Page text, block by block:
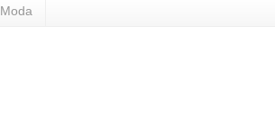
Moda